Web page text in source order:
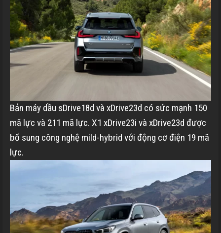
Bản máy dầu sDrive18d và xDrive23d có sức mạnh 150
mã lực và 211 mã lực. X1 xDrive23i và xDrive23d được
bổ sung công nghệ mild-hybrid với động cơ điện 19 mã
lực.